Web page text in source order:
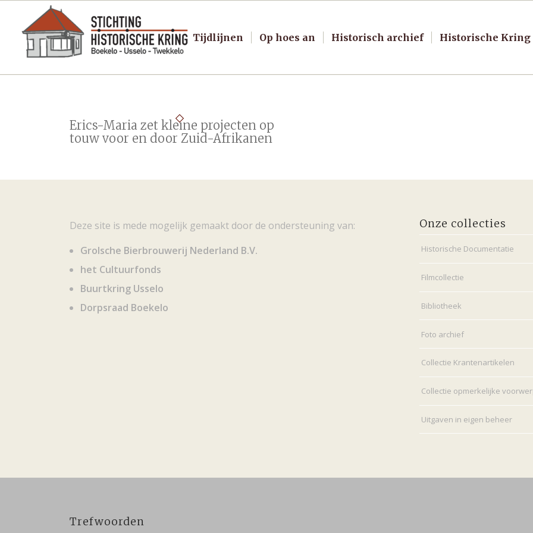
Tijdlijnen Op hoes an Historisch archief Historische Kring
Erics-Maria zet kleine projecten op
touw voor en door Zuid-Afrikanen
Deze site is mede mogelijk gemaakt door de ondersteuning van:
Grolsche Bierbrouwerij Nederland B.V.
het Cultuurfonds
Buurtkring Usselo
Dorpsraad Boekelo
Onze collecties
Historische Documentatie
Filmcollectie
Bibliotheek
Foto archief
Collectie Krantenartikelen
Collectie opmerkelijke
Uitgaven in eigen beheer
Trefwoorden